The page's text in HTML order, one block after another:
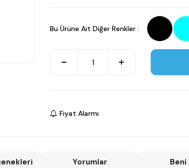
Bu Ürüne Ait Diğer Renkler :
Fiyat Alarmı
Yorumlar Beni